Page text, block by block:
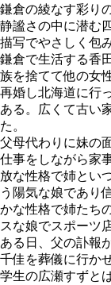
鎌倉の綾なす彩り
静謐さの中に潜む
描写でやさしく包
鎌倉で生活する香
族を捨てて他の女
再婚し北海道に行
ある。広くて古い
た。
父母代わりに妹の
仕事をしながら家
放な性格で姉とい
う陽気な娘であり
かな性格で姉たち
スな娘でスポーツ
ある日、父の訃報
千佳を葬儀に行か
学生の広瀬すずと